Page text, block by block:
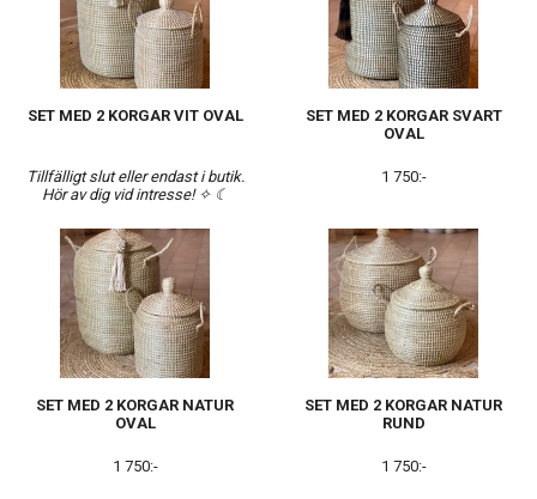
SET MED 2 KORGAR VIT OVAL
Tillfälligt slut eller endast i butik.
Hör av dig vid intresse! ✧ ☾
SET MED 2 KORGAR SVART
OVAL
1 750:-
SET MED 2 KORGAR NATUR
OVAL
1 750:-
SET MED 2 KORGAR NATUR
RUND
1 750:-